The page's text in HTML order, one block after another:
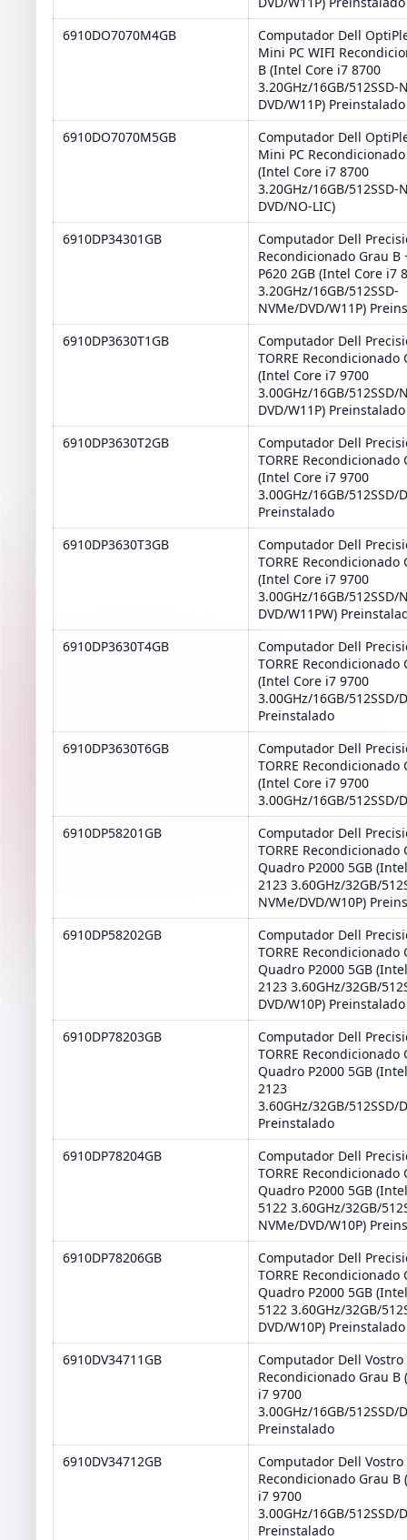
6910DO7070M4GB
Computador Dell
Mini PC WIFI
B (Intel Core i7 8700
3.20GHz/16GB/512SSD-
DVD/W11P) Preinstalado
6910DO7070M5GB
Computador Dell
Mini PC
(Intel Core i7 8700
3.20GHz/16GB/512SSD-
DVD/NO-LIC)
6910DP34301GB
Computador Dell
Recondicionado Grau B
P620 2GB (Intel Core i7
3.20GHz/16GB/512SSD-
NVMe/DVD/W11P)
6910DP3630T1GB
Computador Dell
TORRE Recondicionado
(Intel Core i7 9700
3.00GHz/16GB/512SSD/
DVD/W11P) Preinstalado
6910DP3630T2GB
Computador Dell
TORRE Recondicionado
(Intel Core i7 9700
3.00GHz/16GB/512SSD/
Preinstalado
6910DP3630T3GB
Computador Dell
TORRE Recondicionado
(Intel Core i7 9700
3.00GHz/16GB/512SSD/
DVD/W11PW)
6910DP3630T4GB
Computador Dell
TORRE Recondicionado
(Intel Core i7 9700
3.00GHz/16GB/512SSD/
Preinstalado
6910DP3630T6GB
Computador Dell
TORRE Recondicionado
(Intel Core i7 9700
3.00GHz/16GB/512SSD/
6910DP58201GB
Computador Dell
TORRE Recondicionado
Quadro P2000 5GB
2123 3.60GHz/32GB/
NVMe/DVD/W10P)
6910DP58202GB
Computador Dell
TORRE Recondicionado
Quadro P2000 5GB
2123 3.60GHz/32GB/
DVD/W10P) Preinstalado
6910DP78203GB
Computador Dell
TORRE Recondicionado
Quadro P2000 5GB
2123
3.60GHz/32GB/512SSD/
Preinstalado
6910DP78204GB
Computador Dell
TORRE Recondicionado
Quadro P2000 5GB
5122 3.60GHz/32GB/
NVMe/DVD/W10P)
6910DP78206GB
Computador Dell
TORRE Recondicionado
Quadro P2000 5GB
5122 3.60GHz/32GB/
DVD/W10P) Preinstalado
6910DV34711GB
Computador Dell Vostro
Recondicionado Grau B
i7 9700
3.00GHz/16GB/512SSD/
Preinstalado
6910DV34712GB
Computador Dell Vostro
Recondicionado Grau B
i7 9700
3.00GHz/16GB/512SSD/
Preinstalado